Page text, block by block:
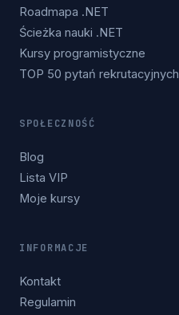
Roadmapa .NET
Ścieżka nauki .NET
Kursy programistyczne
TOP 50 pytań rekrutacyjnych
SPOŁECZNOŚĆ
Blog
Lista VIP
Moje kursy
INFORMACJE
Kontakt
Regulamin